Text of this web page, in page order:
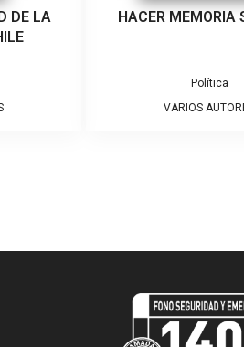
DE LA
HACER MEMORIA
Política
VARIOS